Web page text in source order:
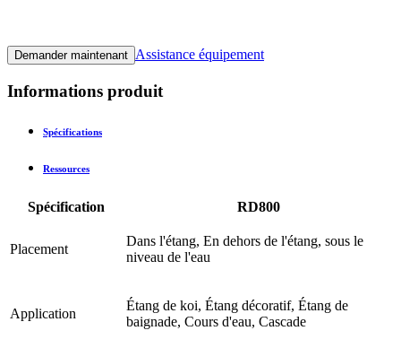
Demander maintenant Assistance équipement
Informations produit
Spécifications
Ressources
Spécification RD800
Placement
Dans l'étang, En dehors de l'étang, sous le
niveau de l'eau
Application
Étang de koi, Étang décoratif, Étang de
baignade, Cours d'eau, Cascade